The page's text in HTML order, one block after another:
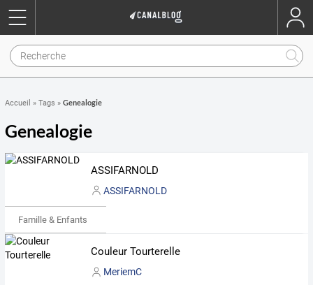
Accueil » Tags » Genealogie
Genealogie
ASSIFARNOLD
ASSIFARNOLD
Famille & Enfants
Couleur Tourterelle
MeriemC